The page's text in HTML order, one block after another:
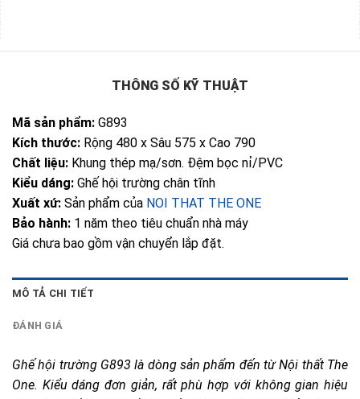
THÔNG SỐ KỸ THUẬT
Mã sản phẩm: G893
Kích thước: Rộng 480 x Sâu 575 x Cao 790
Chất liệu: Khung thép mạ/sơn. Đệm bọc nỉ/PVC
Kiểu dáng: Ghế hội trường chân tĩnh
Xuất xứ: Sản phẩm của NOI THAT THE ONE
Bảo hành: 1 năm theo tiêu chuẩn nhà máy
Giá chưa bao gồm vận chuyển lắp đặt.
MÔ TẢ CHI TIẾT
ĐÁNH GIÁ